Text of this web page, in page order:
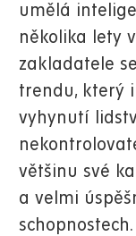
umělá
několika lety
zakladatele
trendu, který
vyhynutí
většinu své
a velmi